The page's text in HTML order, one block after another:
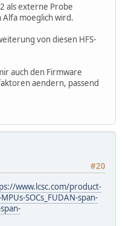
als externe Probe
Alfa moeglich wird.
von diesen HFS-
auch den Firmware
aendern, passend
#20
www.lcsc.com/product-
SOCs_FUDAN-span-